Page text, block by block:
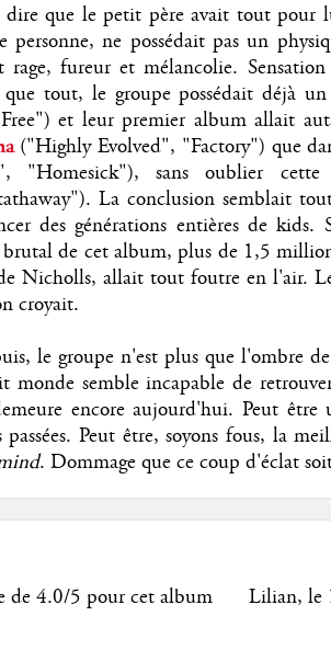
que le petit père avait tout pour
personne, ne possédait pas un
rage, fureur et mélancolie.
tout, le groupe possédait déjà
et leur premier album allait
("Highly Evolved", "Factory") que
"Homesick"), sans oublier
La conclusion semblait
des générations entières de
brutal de cet album, plus de 1,5
Nicholls, allait tout foutre en l'air.
croyait.
le groupe n'est plus que l'ombre
monde semble incapable de
encore aujourd'hui. Peut être
passées. Peut être, soyons fous, la
. Dommage que ce coup d'éclat
Lilian, le